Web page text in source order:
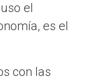
el
es el
con las